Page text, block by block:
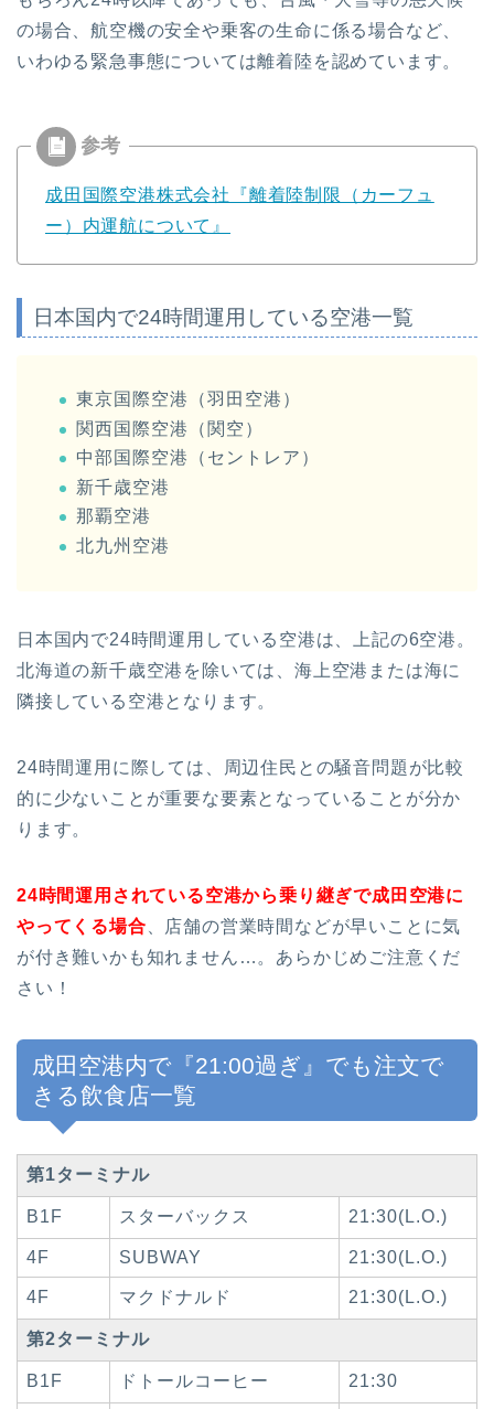
の場合、航空機の安全や乗客の生命に係る場合など、
いわゆる緊急事態については離着陸を認めています。
成田国際空港株式会社『離着陸制限（カーフュ
ー）内運航について』
日本国内で24時間運用している空港一覧
東京国際空港（羽田空港）
関西国際空港（関空）
中部国際空港（セントレア）
新千歳空港
那覇空港
北九州空港
日本国内で24時間運用している空港は、上記の6空港。
北海道の新千歳空港を除いては、海上空港または海に
隣接している空港となります。
24時間運用に際しては、周辺住民との騒音問題が比較
的に少ないことが重要な要素となっていることが分か
ります。
24時間運用されている空港から乗り継ぎで成田空港に
やってくる場合 、店舗の営業時間などが早いことに気
が付き難いかも知れません…。あらかじめご注意くだ
さい！
成田空港内で『21:00過ぎ』でも注文で
きる飲食店一覧
第1ターミナル
B1F スターバックス 21:30(L.O.)
4F SUBWAY 21:30(L.O.)
4F マクドナルド 21:30(L.O.)
第2ターミナル
B1F ドトールコーヒー 21:30